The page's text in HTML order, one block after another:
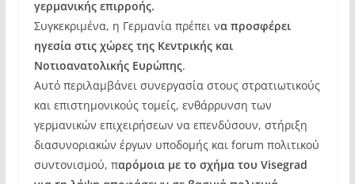
γερμανικής επιρροής.
Συγκεκριμένα, η Γερμανία πρέπει να προσφέρει
ηγεσία στις χώρες της Κεντρικής και
Νοτιοανατολικής Ευρώπης.
Αυτό περιλαμβάνει συνεργασία στους στρατιωτικούς
και επιστημονικούς τομείς, ενθάρρυνση των
γερμανικών επιχειρήσεων να επενδύσουν, στήριξη
διασυνοριακών έργων υποδομής και forum πολιτικού
συντονισμού, παρόμοια με το σχήμα του Visegrad